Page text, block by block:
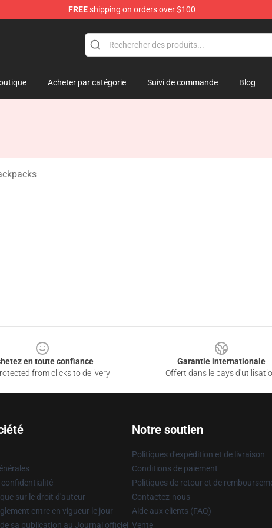
FREEshipping on orders over $100
Acheter par catégorie Suivi de commande Blog
en toute confiance
from clicks to delivery
Garantie internationale
Offert dans le pays
confidentialité
sur le droit d'auteur
entre en vigueur le jour
sa publication au Journal officiel
Notre soutien
Politiques d'expédition et de livraison
Conditions de paiement
Politiques de retour et de
Contactez-nous
Aide aux clients (FAQ)
Vente